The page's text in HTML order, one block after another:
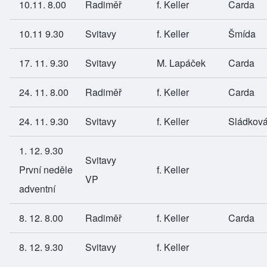
10.11. 8.00 Radiměř f. Keller Carda
10.11 9.30 Svitavy f. Keller Šmída
17. 11. 9.30 Svitavy M. Lapáček Carda
24. 11. 8.00 Radiměř f. Keller Carda
24. 11. 9.30 Svitavy f. Keller
1. 12. 9.30
První neděle
adventní
Svitavy
VP
f. Keller
8. 12. 8.00 Radiměř f. Keller Carda
8. 12. 9.30 Svitavy f. Keller